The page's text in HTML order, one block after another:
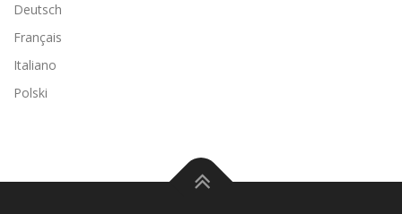
Deutsch
Français
Italiano
Polski